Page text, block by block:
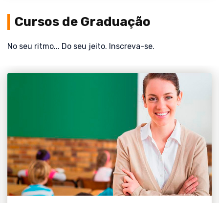
Cursos de Graduação
No seu ritmo... Do seu jeito. Inscreva-se.
Acessar